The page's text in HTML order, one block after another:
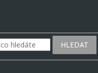
HLEDAT